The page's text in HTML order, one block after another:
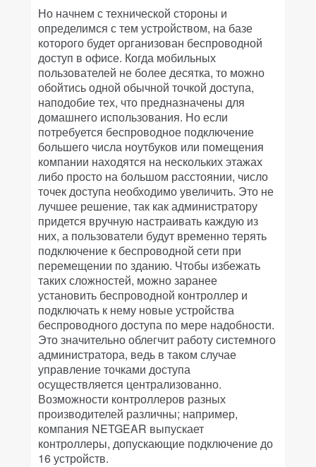
Но начнем с технической стороны и
определимся с тем устройством, на базе
которого будет организован беспроводной
доступ в офисе. Когда мобильных
пользователей не более десятка, то можно
обойтись одной обычной точкой доступа,
наподобие тех, что предназначены для
домашнего использования. Но если
потребуется беспроводное подключение
большего числа ноутбуков или помещения
компании находятся на нескольких этажах
либо просто на большом расстоянии, число
точек доступа необходимо увеличить. Это не
лучшее решение, так как администратору
придется вручную настраивать каждую из
них, а пользователи будут временно терять
подключение к беспроводной сети при
перемещении по зданию. Чтобы избежать
таких сложностей, можно заранее
установить беспроводной контроллер и
подключать к нему новые устройства
беспроводного доступа по мере надобности.
Это значительно облегчит работу системного
администратора, ведь в таком случае
управление точками доступа
осуществляется централизованно.
Возможности контроллеров разных
производителей различны; например,
компания NETGEAR выпускает
контроллеры, допускающие подключение до
16 устройств.